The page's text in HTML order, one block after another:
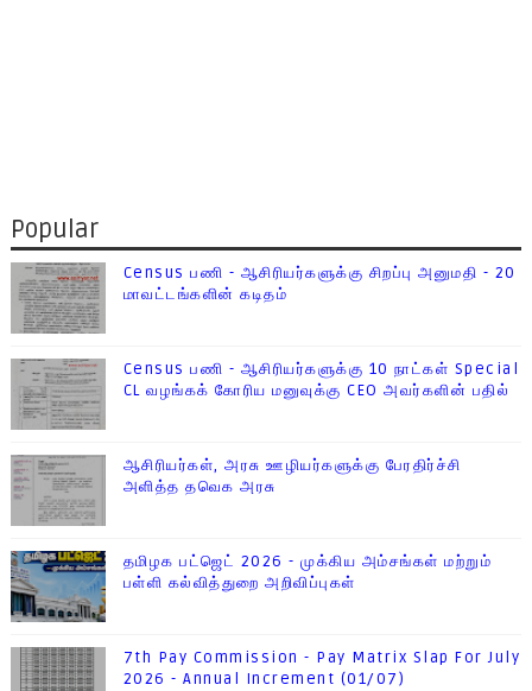
Popular
Census பணி - ஆசிரியர்களுக்கு சிறப்பு அனுமதி - 20
மாவட்டங்களின் கடிதம்
Census பணி - ஆசிரியர்களுக்கு 10 நாட்கள் Special
CL வழங்கக் கோரிய மனுவுக்கு CEO அவர்களின் பதில்
ஆசிரியர்கள், அரசு ஊழியர்களுக்கு பேரதிர்ச்சி
அளித்த தவெக அரசு
தமிழக பட்ஜெட் 2026 - முக்கிய அம்சங்கள் மற்றும்
பள்ளி கல்வித்துறை அறிவிப்புகள்
7th Pay Commission - Pay Matrix Slap For July
2026 - Annual Increment (01/07)